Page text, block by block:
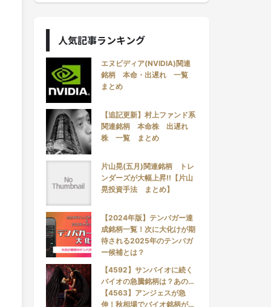
人気記事ランキング
エヌビディア(NVIDIA)関連
銘柄 本命・出遅れ 一覧
まとめ
【追記更新】村上ファンド系
関連銘柄 本命株 出遅れ
株 一覧 まとめ
片山晃(五月)関連銘柄 トレ
ンダーズが大幅上昇!!【片山
晃投資手法 まとめ】
【2024年版】テンバガー達
成銘柄一覧！次に大化けが期
待される2025年のテンバガ
ー候補とは？
【4592】サンバイオに続く
バイオの急騰銘柄は？あの…
【4563】アンジェスが急
伸！秋相場でバイオ銘柄が…